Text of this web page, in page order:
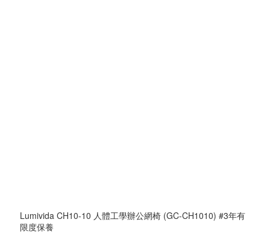
Lumivida CH10-10 人體工學辦公網椅 (GC-CH1010) #3年有
限度保養